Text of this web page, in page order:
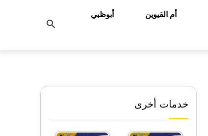
أم القيوين أبوظبي
خدمات أخرى